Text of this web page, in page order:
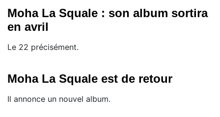
Moha La Squale : son album sortira
en avril
Le 22 précisément.
Moha La Squale est de retour
Il annonce un nouvel album.